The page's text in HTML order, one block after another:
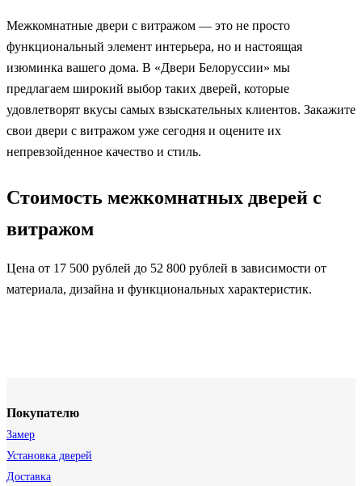
Межкомнатные двери с витражом — это не просто
функциональный элемент интерьера, но и настоящая
изюминка вашего дома. В «Двери Белоруссии» мы
предлагаем широкий выбор таких дверей, которые
удовлетворят вкусы самых взыскательных клиентов. Закажите
свои двери с витражом уже сегодня и оцените их
непревзойденное качество и стиль.
Стоимость межкомнатных дверей с
витражом
Цена от 17 500 рублей до 52 800 рублей в зависимости от
материала, дизайна и функциональных характеристик.
Покупателю
Замер
Установка дверей
Доставка